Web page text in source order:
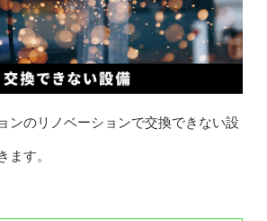
ンのリノベーションで交換できない設
ます。